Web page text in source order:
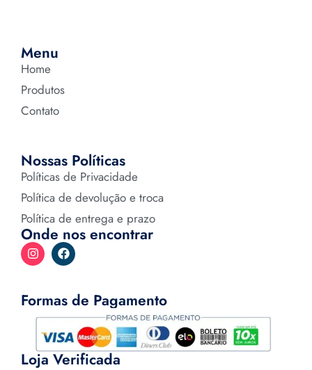
Menu
Home
Produtos
Contato
Nossas Políticas
Políticas de Privacidade
Política de devolução e troca
Política de entrega e prazo
Onde nos encontrar
Formas de Pagamento
Loja Verificada